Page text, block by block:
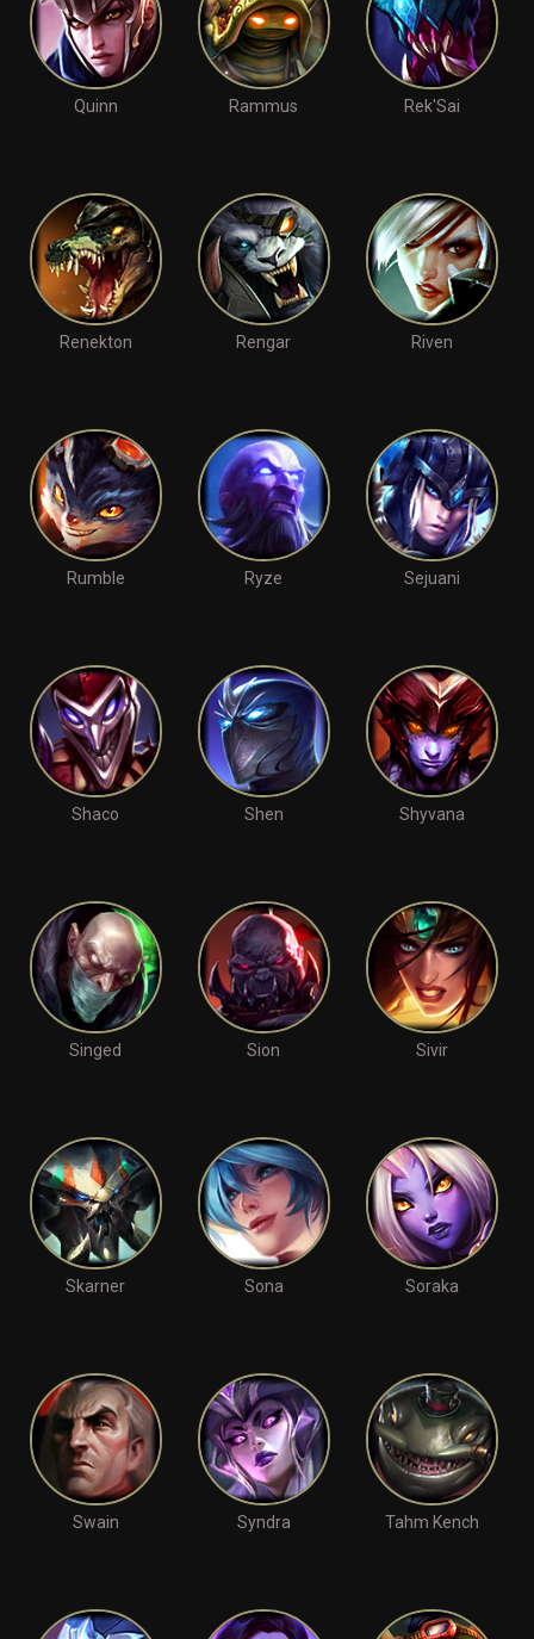
Quinn Rammus Rek'Sai
Renekton Rengar Riven
Rumble Ryze Sejuani
Shaco Shen Shyvana
Singed Sion Sivir
Skarner Sona Soraka
Swain Syndra Tahm Kench